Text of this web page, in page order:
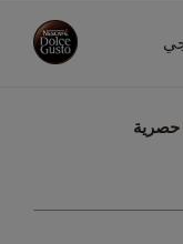
حصرية